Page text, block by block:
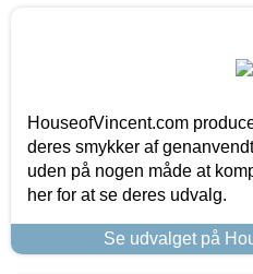
HouseofVincent.com
deres smykker af
uden på nogen måde at
her for at se deres udvalg.
Se udvalget på